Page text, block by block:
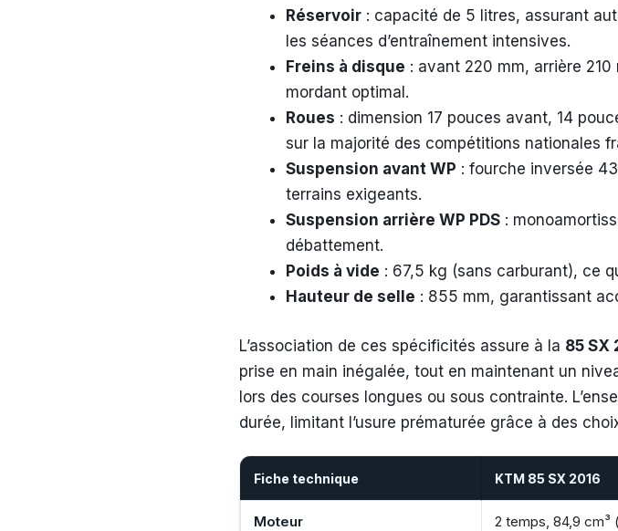
Réservoir : capacité de 5 litres, assurant
les séances d’entraînement intensives.
Freins à disque : avant 220 mm, arrière
mordant optimal.
Roues : dimension 17 pouces avant, 14
sur la majorité des compétitions nationales
Suspension avant WP : fourche inversée
terrains exigeants.
Suspension arrière WP PDS :
débattement.
Poids à vide : 67,5 kg (sans carburant), ce
Hauteur de selle : 855 mm, garantissant
L’association de ces spécificités assure à la 85 SX
prise en main inégalée, tout en maintenant un
lors des courses longues ou sous contrainte.
durée, limitant l’usure prématurée grâce à des
Fiche technique KTM 85 SX 2016
Moteur 2 temps, 84,9 cm³